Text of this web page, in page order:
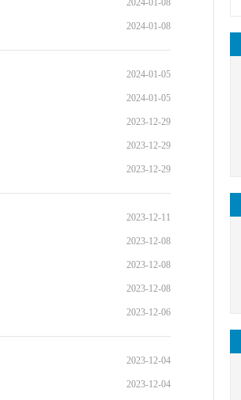
2024-01-08
2024-01-08
2024-01-05
2024-01-05
2023-12-29
2023-12-29
2023-12-29
2023-12-11
2023-12-08
2023-12-08
2023-12-08
2023-12-06
2023-12-04
2023-12-04